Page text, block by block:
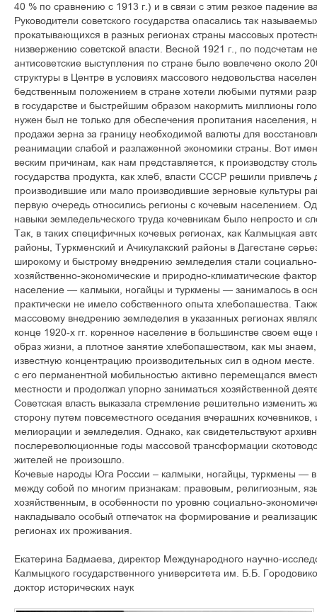
40 % по сравнению с 1913 г.) и в связи с этим резкое падение
Руководители советского государства опасались так
прокатывающихся в разных регионах страны массовых
низвержению советской власти. Весной 1921 г., по подсчетам
антисоветские выступления по стране было вовлечено около
структуры в Центре в условиях массового недовольства
бедственным положением в стране хотели любыми путями
в государстве и быстрейшим образом накормить миллионы
нужен был не только для обеспечения пропитания населения,
продажи зерна за границу необходимой валюты для
реанимации слабой и разлаженной экономики страны. Вот
веским причинам, как нам представляется, к производству
государства продукта, как хлеб, власти СССР решили
производившие или мало производившие зерновые культуры
первую очередь относились регионы с кочевым населением.
навыки земледельческого труда кочевникам было непросто и
Так, в таких специфичных кочевых регионах, как Калмыцкая
районы, Туркменский и Ачикулакский районы в Дагестане
широкому и быстрому внедрению земледелия стали социально-
хозяйственно-экономические и природно-климатические
население — калмыки, ногайцы и туркмены — занималось в
практически не имело собственного опыта хлебопашества.
массовому внедрению земледелия в указанных регионах
конце 1920-х гг. коренное население в большинстве своем
образ жизни, а плотное занятие хлебопашеством, как мы
известную концентрацию производительных сил в одном
с его перманентной мобильностью активно перемещался
местности и продолжал упорно заниматься хозяйственной
Советская власть выказала стремление решительно изменить
сторону путем повсеместного оседания вчерашних кочевников,
мелиорации и земледелия. Однако, как свидетельствуют
послереволюционные годы массовой трансформации
жителей не произошло.
Кочевые народы Юга России – калмыки, ногайцы, туркмены — в
между собой по многим признакам: правовым, религиозным,
хозяйственным, в особенности по уровню социально-
накладывало особый отпечаток на формирование и
регионах их проживания.
Екатерина Бадмаева, директор Международного научно-
Калмыцкого государственного университета им. Б.Б.
доктор исторических наук